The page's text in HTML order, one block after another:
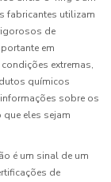
fabricantes utilizam
de
em
extremas,
químicos
sobre os
eles sejam
é um sinal de um
de